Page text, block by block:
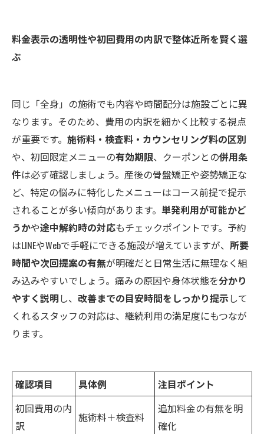
料金表示の透明性や初回費用の内訳で整体近所を賢く選
ぶ
同じ「全身」の施術でも内容や時間配分は施設ごとに異
なります。そのため、費用の内訳を細かく比較する視点
が重要です。 施術料・検査料・カウンセリング料の区別
や、初回限定メニューの有効期限、クーポンとの併用条
件は必ず確認しましょう。産後の骨盤矯正や姿勢矯正な
ど、特定の悩みに特化したメニューはコース前提で提示
されることが多い傾向があります。 単発利用が可能かど
うかや途中解約時の対応もチェックポイントです。予約
はLINEやWebで手軽にできる施設が増えていますが、 所要
時間や次回提案の有無が明確だと日常生活に無理なく組
み込みやすいでしょう。痛みの原因や身体状態を分かり
やすく説明し、 改善までの目安時間をしっかり提示して
くれるスタッフの対応は、継続利用の満足度にもつなが
ります。
確認項目 具体例
注目ポイント
初回費用の内
訳
施術料＋検査料
追加料金の有無を明
確化